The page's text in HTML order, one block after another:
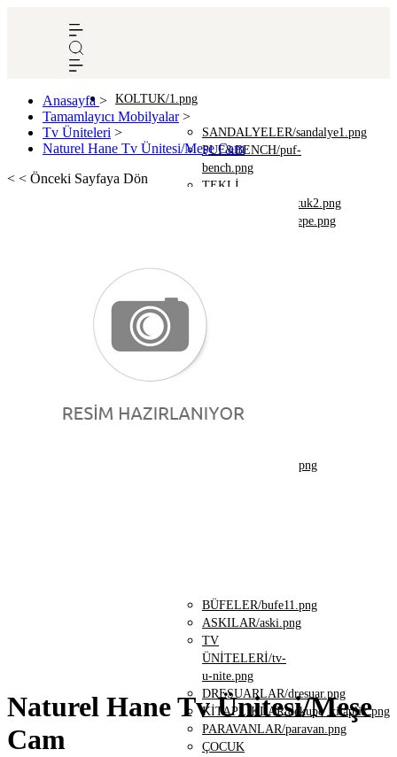
KOLTUK/1.png
SANDALYELER/sandalye1.png
PUF&BENCH/puf-
bench.png
TEKLİ
KOLTUKLAR/koltuk2.png
KANEPELER/kanepe.png
SEHPALAR/yan-
ORTA
MASA/8.png
MASALARI/masa.png
BÜFELER/bufe11.png
ASKILAR/aski.png
TV
ÜNİTELERİ/tv-
u-nite.png
DRESUARLAR/dresuar.png
KİTAPLIKLAR/dekupe_kitaplik.png
PARAVANLAR/paravan.png
ÇOCUK
Anasayfa >
Tamamlayıcı Mobilyalar>
Tv Üniteleri >
Naturel Hane Tv Ünitesi/Meşe Cam
< < Önceki Sayfaya Dön
Naturel Hane Tv Ünitesi/Meşe
Cam